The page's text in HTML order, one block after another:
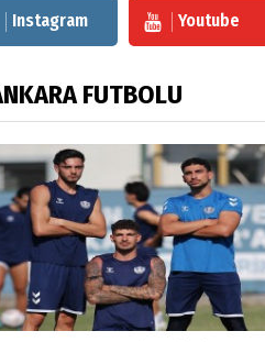
Instagram Youtube
FUTBOLU